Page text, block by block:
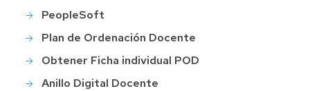
PeopleSoft
Plan de Ordenación Docente
Obtener Ficha individual POD
Anillo Digital Docente